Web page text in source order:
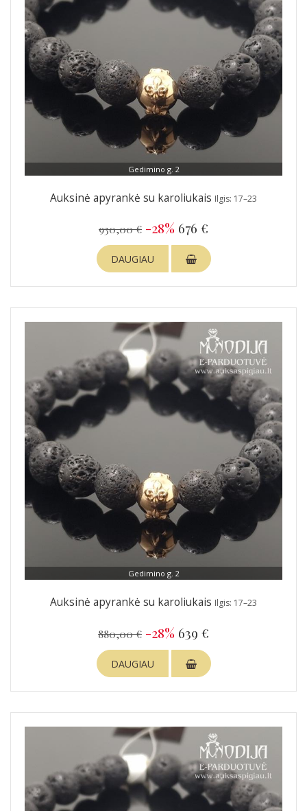
Gedimino g. 2
Auksinė apyrankė su karoliukais Ilgis: 17–23
930,00 € -28% 676 €
DAUGIAU
Gedimino g. 2
Auksinė apyrankė su karoliukais Ilgis: 17–23
880,00 € -28% 639 €
DAUGIAU